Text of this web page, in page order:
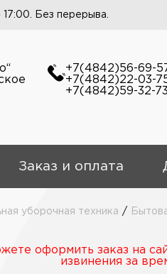
Без перерыва.
+7(4842)56-69-
+7(4842)22-03-
+7(4842)59-32-73
Заказ и оплата
уборочная техника /
оформить заказ на
извинения за